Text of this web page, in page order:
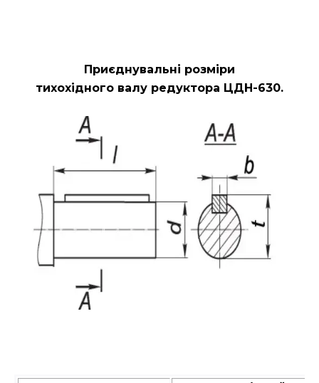
Приєднувальні розміри
тихохідного валу редуктора ЦДН-630.